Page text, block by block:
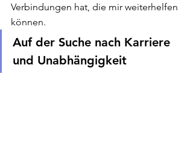
Verbindungen hat, die mir weiterhelfen
können.
Auf der Suche nach Karriere
und Unabhängigkeit